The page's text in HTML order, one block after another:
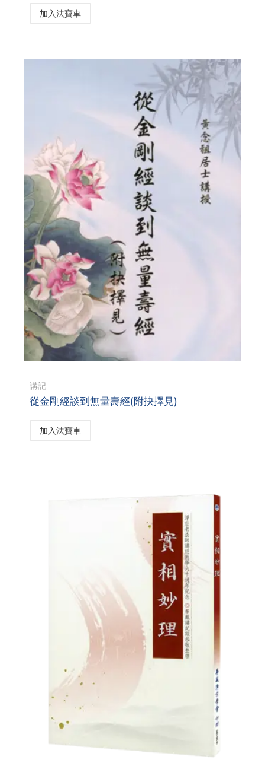
加入法寶車
講記
從金剛經談到無量壽經(附抉擇見)
加入法寶車